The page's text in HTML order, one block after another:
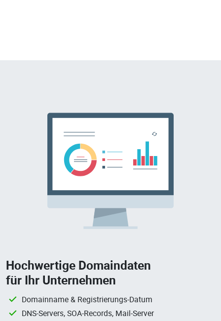
Hochwertige Domaindaten
für Ihr Unternehmen
Domainname & Registrierungs-Datum
DNS-Servers, SOA-Records, Mail-Server